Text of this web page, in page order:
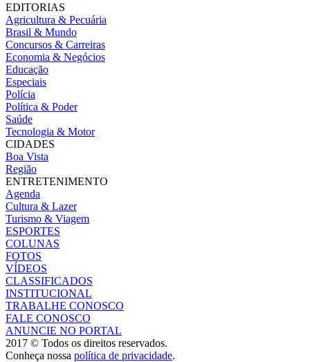
EDITORIAS
Agricultura & Pecuária
Brasil & Mundo
Concursos & Carreiras
Economia & Negócios
Educação
Especiais
Polícia
Política & Poder
Saúde
Tecnologia & Motor
CIDADES
Boa Vista
Região
ENTRETENIMENTO
Agenda
Cultura & Lazer
Turismo & Viagem
ESPORTES
COLUNAS
FOTOS
VÍDEOS
CLASSIFICADOS
INSTITUCIONAL
TRABALHE CONOSCO
FALE CONOSCO
ANUNCIE NO PORTAL
2017 © Todos os direitos reservados.
Conheça nossa política de privacidade.